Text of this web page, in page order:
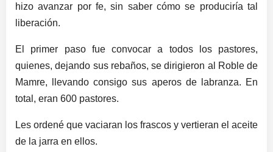
hizo avanzar por fe, sin saber cómo se produciría tal
liberación.
El primer paso fue convocar a todos los pastores,
quienes, dejando sus rebaños, se dirigieron al Roble de
Mamre, llevando consigo sus aperos de labranza. En
total, eran 600 pastores.
Les ordené que vaciaran los frascos y vertieran el aceite
de la jarra en ellos.